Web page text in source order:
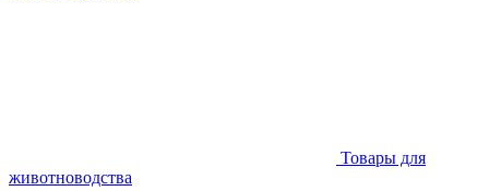
Товары для
животноводства